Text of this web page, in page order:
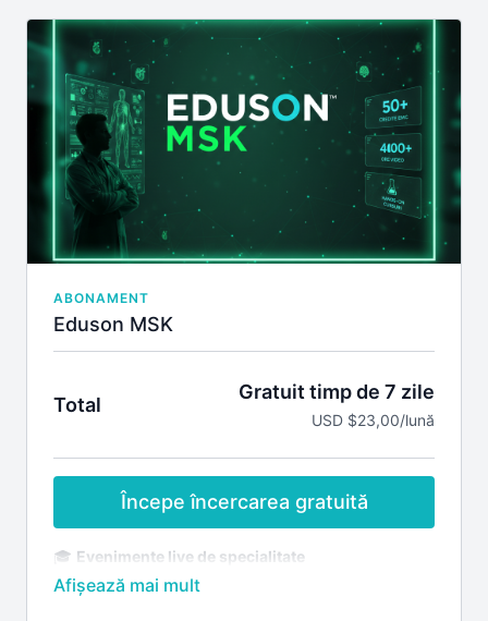
webinariilor
Acces la înregistrările tuturor webinarilor pe
specialitatea obstetrica si ginecologie
Vizualizarea înregistrărilor webinarilor pe
obstetrica si ginecologie
Participarea la întâlniri live cu lectori Eduson
Cursuri nonmedicale
Materiale la care ai acces:
Ultrasonografie in ginecologie
Ecografia Transvaginala in practica Ginecologica
si Obstetricala
Patologie cardio-vasculara in sarcina
Abordarea provocarilor rezultate din problemele
infertilitatii
ABONAMENT
Eduson MSK
Total
Gratuit timp de 7 zile
USD $23,00/lună
Începe încercarea gratuită
🎓 Evenimente live de specialitate
Acces la webinariile live dedicate patologiei
musculo-scheletale (MSK)